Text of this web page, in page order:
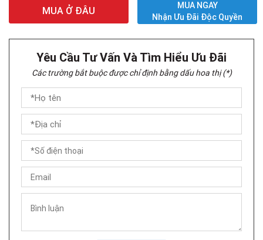
MUA Ở ĐÂU
MUA NGAY
Nhận Ưu Đãi Độc Quyền
Yêu Cầu Tư Vấn Và Tìm Hiểu Ưu Đãi
Các trường bắt buộc được chỉ định bằng dấu hoa thị (*)